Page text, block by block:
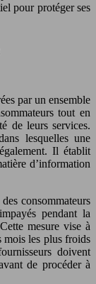
pour protéger ses
par un ensemble
tout en
de leurs services.
lesquelles une
Il établit
d’information
consommateurs
pendant la
mesure vise à
mois les plus froids
doivent
de procéder à